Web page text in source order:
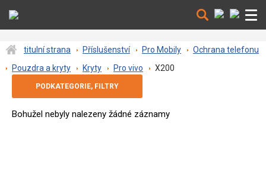
titulní strana Příslušenství Pro Mobily
Ochrana telefonu
Pouzdra a kryty
Kryty Pro vivo X200
Bohužel nebyly nalezeny žádné záznamy